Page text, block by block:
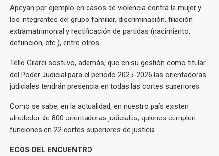
Apoyan por ejemplo en casos de violencia contra la mujer y
los integrantes del grupo familiar, discriminación, filiación
extramatrimonial y rectificación de partidas (nacimiento,
defunción, etc.), entre otros.
Tello Gilardi sostuvo, además, que en su gestión como titular
del Poder Judicial para el periodo 2025-2026 las orientadoras
judiciales tendrán presencia en todas las cortes superiores.
Como se sabe, en la actualidad, en nuestro país existen
alrededor de 800 orientadoras judiciales, quienes cumplen
funciones en 22 cortes superiores de justicia.
ECOS DEL ENCUENTRO